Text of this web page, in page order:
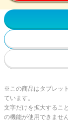
※この商品はタブレッ
ています。
文字だけを拡大するこ
の機能が使用できません